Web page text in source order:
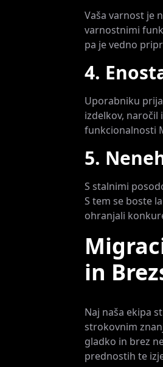
Vaša varnost je
varnostnimi
pa je vedno
4.
Uporabniku
izdelkov,
funkcionalnosti
5.
S stalnimi
S tem se boste
ohranjali
in
Naj naša ekipa
strokovnim
gladko in brez
prednostih te